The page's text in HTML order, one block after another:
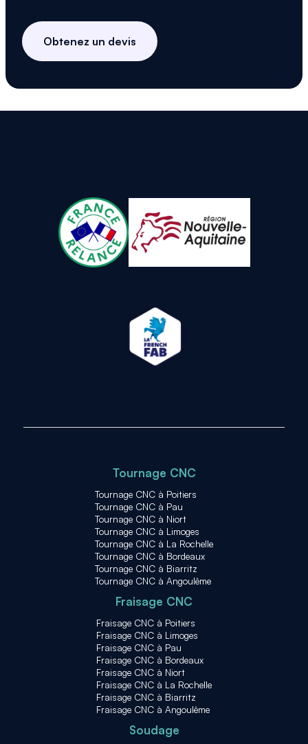
Obtenez un devis
Tournage CNC
Tournage CNC à Poitiers
Tournage CNC à Pau
Tournage CNC à Niort
Tournage CNC à Limoges
Tournage CNC à La Rochelle
Tournage CNC à Bordeaux
Tournage CNC à Biarritz
Tournage CNC à Angoulême
Fraisage CNC
Fraisage CNC à Poitiers
Fraisage CNC à Limoges
Fraisage CNC à Pau
Fraisage CNC à Bordeaux
Fraisage CNC à Niort
Fraisage CNC à La Rochelle
Fraisage CNC à Biarritz
Fraisage CNC à Angoulême
Soudage